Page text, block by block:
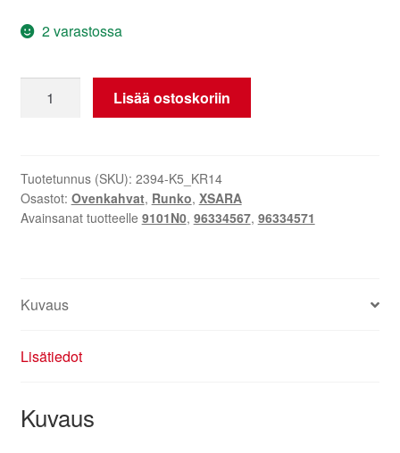
2 varastossa
vasemman
Citroën
Xsara
96334567
Lisää ostoskoriin
Tuotetunnus (SKU): 2394-K5_KR14
Osastot: Ovenkahvat, Runko, XSARA
Avainsanat tuotteelle 9101N0, 96334567, 96334571
Kuvaus
Lisätiedot
Kuvaus